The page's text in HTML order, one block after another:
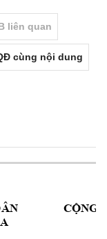
liên quan
cùng nội dung
N
CỘNG